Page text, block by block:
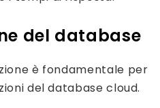
del database
è fondamentale per
del database cloud.